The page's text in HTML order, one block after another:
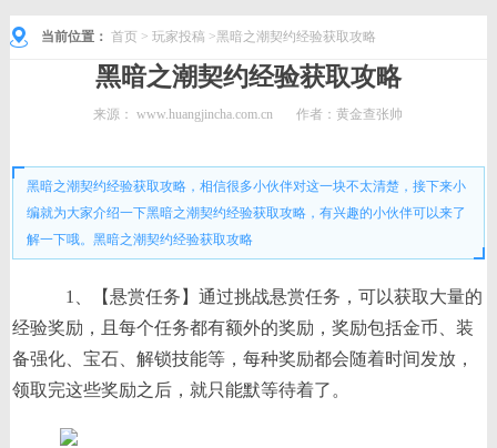
当前位置： 首页 > 玩家投稿 >黑暗之潮契约经验获取攻略
黑暗之潮契约经验获取攻略
来源：www.huangjincha.com.cn 作者：黄金查张帅
黑暗之潮契约经验获取攻略，相信很多小伙伴对这一块不太清楚，接下来小
编就为大家介绍一下黑暗之潮契约经验获取攻略，有兴趣的小伙伴可以来了
解一下哦。黑暗之潮契约经验获取攻略
1、【悬赏任务】通过挑战悬赏任务，可以获取大量的
经验奖励，且每个任务都有额外的奖励，奖励包括金币、装
备强化、宝石、解锁技能等，每种奖励都会随着时间发放，
领取完这些奖励之后，就只能默等待着了。